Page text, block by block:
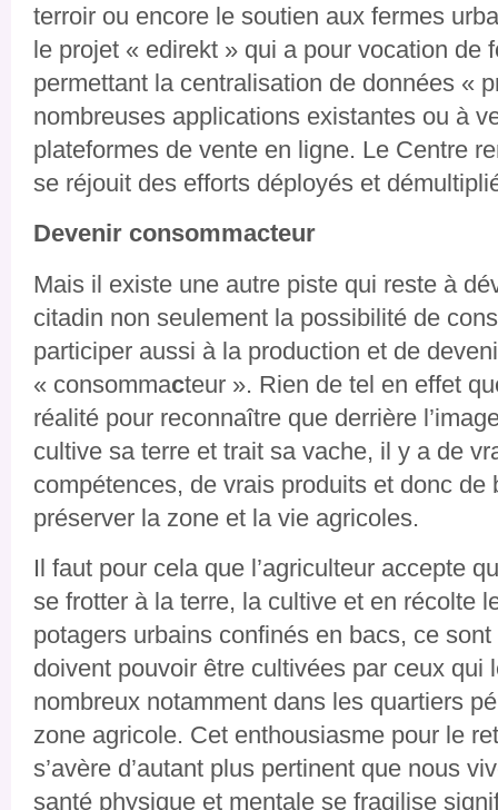
terroir ou encore le soutien aux fermes
le projet « edirekt » qui a pour vocation de
permettant la centralisation de données «
nombreuses applications existantes ou à
plateformes de vente en ligne. Le Centre
se réjouit des efforts déployés et
Devenir consommacteur
Mais il existe une autre piste qui reste à
citadin non seulement la possibilité de
participer aussi à la production et de
« consommacteur ». Rien de tel en effet
réalité pour reconnaître que derrière
cultive sa terre et trait sa vache, il y a de
compétences, de vrais produits et donc de
préserver la zone et la vie agricoles.
Il faut pour cela que l’agriculteur accepte
se frotter à la terre, la cultive et en récolte
potagers urbains confinés en bacs, ce
doivent pouvoir être cultivées par ceux qui
nombreux notamment dans les quartiers
zone agricole. Cet enthousiasme pour le
s’avère d’autant plus pertinent que nous
santé physique et mentale se fragilise